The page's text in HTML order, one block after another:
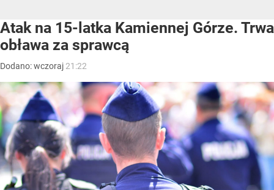
Atak na 15-latka Kamiennej Górze. Trwa
obława za sprawcą
Dodano:wczoraj 21:22